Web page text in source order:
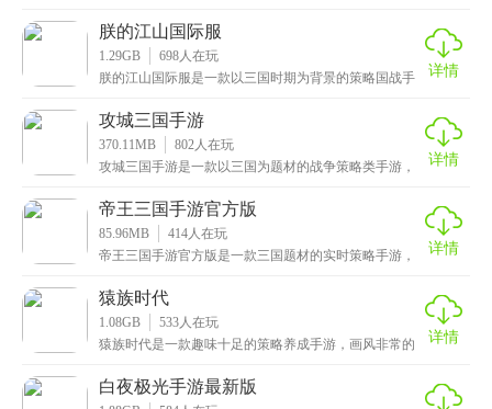
炫酷
朕的江山国际服
1.29GB 698 人在玩
朕的江山国际服是一款以三国时期为背景的策略国战手
畅的
详情
攻城三国手游
370.11MB 802 人在玩
攻城三国手游是一款以三国为题材的战争策略类手游，
人心
详情
帝王三国手游官方版
85.96MB 414 人在玩
帝王三国手游官方版是一款三国题材的实时策略手游，
术，化
详情
猿族时代
1.08GB 533 人在玩
猿族时代是一款趣味十足的策略养成手游，画风非常的
的剧
详情
白夜极光手游最新版